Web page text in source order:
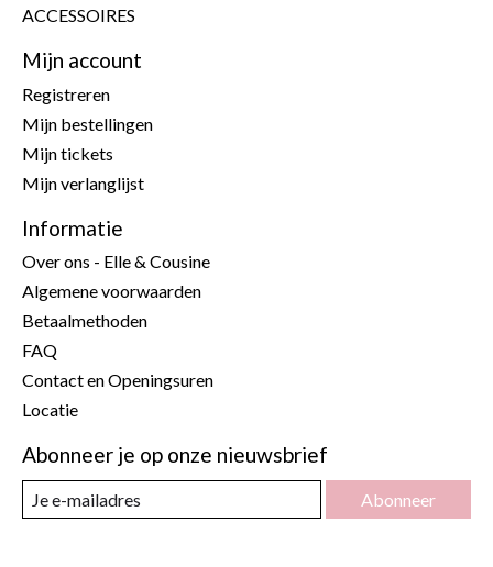
ACCESSOIRES
Mijn account
Registreren
Mijn bestellingen
Mijn tickets
Mijn verlanglijst
Informatie
Over ons - Elle & Cousine
Algemene voorwaarden
Betaalmethoden
FAQ
Contact en Openingsuren
Locatie
Abonneer je op onze nieuwsbrief
Abonneer